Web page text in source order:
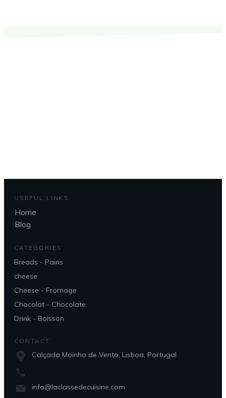
USEFUL LINKS
Home
Blog
CATEGORIES
Breads - Pains
cheese
Cheese - Fromage
Chocolat - Chocolate
Drink - Boisson
CONTACT
Calçada Moinho de Vento, Lisboa, Portugal
info@laclassedecuisine.com